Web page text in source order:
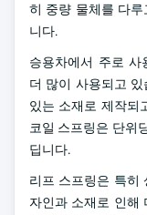
히 중량 물체를 다
니다.
승용차에서 주로
더 많이 사용되고
있는 소재로 제작되
코일 스프링은 단위
딥니다.
리프 스프링은 특히
자인과 소재로 인해